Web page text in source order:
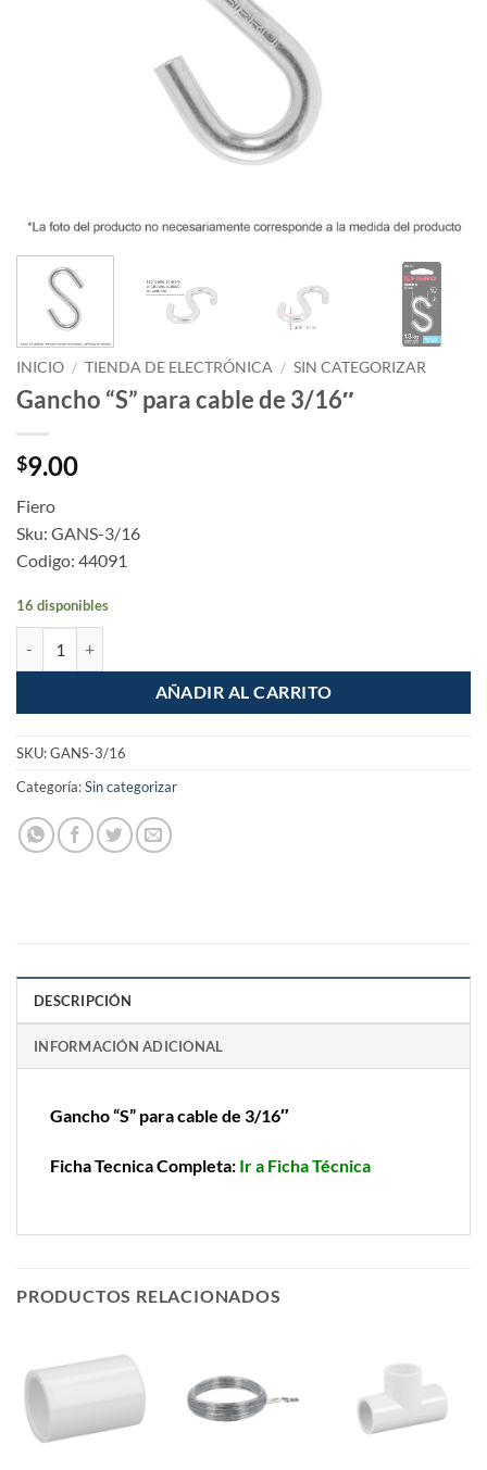
INICIO / TIENDA DE ELECTRÓNICA / SIN CATEGORIZAR
Gancho “S” para cable de 3/16″
$9.00
Fiero
Sku: GANS-3/16
Codigo: 44091
16 disponibles
AÑADIR AL CARRITO
SKU:GANS-3/16
Categoría:Sin categorizar
DESCRIPCIÓN
INFORMACIÓN ADICIONAL
Gancho “S” para cable de 3/16″
Ficha Tecnica Completa: Ir a Ficha Técnica
PRODUCTOS RELACIONADOS